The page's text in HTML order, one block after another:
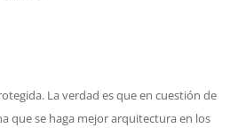
La verdad es que en cuestión de
que se haga mejor arquitectura en los